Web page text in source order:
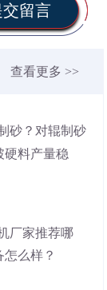
留言
查看更多 >>
砂？对辊制砂
硬料产量稳
厂家推荐哪
么样？